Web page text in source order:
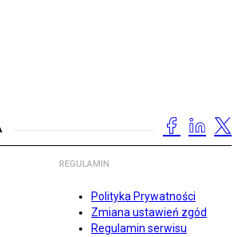
REGULAMIN
Polityka Prywatności
Zmiana ustawień zgód
Regulamin serwisu